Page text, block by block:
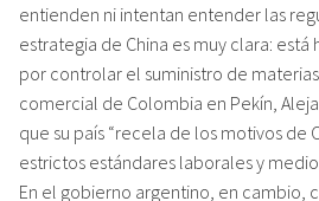
entienden ni intentan entender las
estrategia de China es muy clara:
por controlar el suministro de
comercial de Colombia en Pekín,
que su país “recela de los motivos de
estrictos estándares laborales y
En el gobierno argentino, en cambio,